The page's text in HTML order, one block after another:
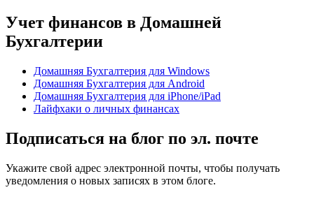
Учет финансов в Домашней
Бухгалтерии
Домашняя Бухгалтерия для Windows
Домашняя Бухгалтерия для Android
Домашняя Бухгалтерия для iPhone/iPad
Лайфхаки о личных финансах
Подписаться на блог по эл. почте
Укажите свой адрес электронной почты, чтобы получать
уведомления о новых записях в этом блоге.